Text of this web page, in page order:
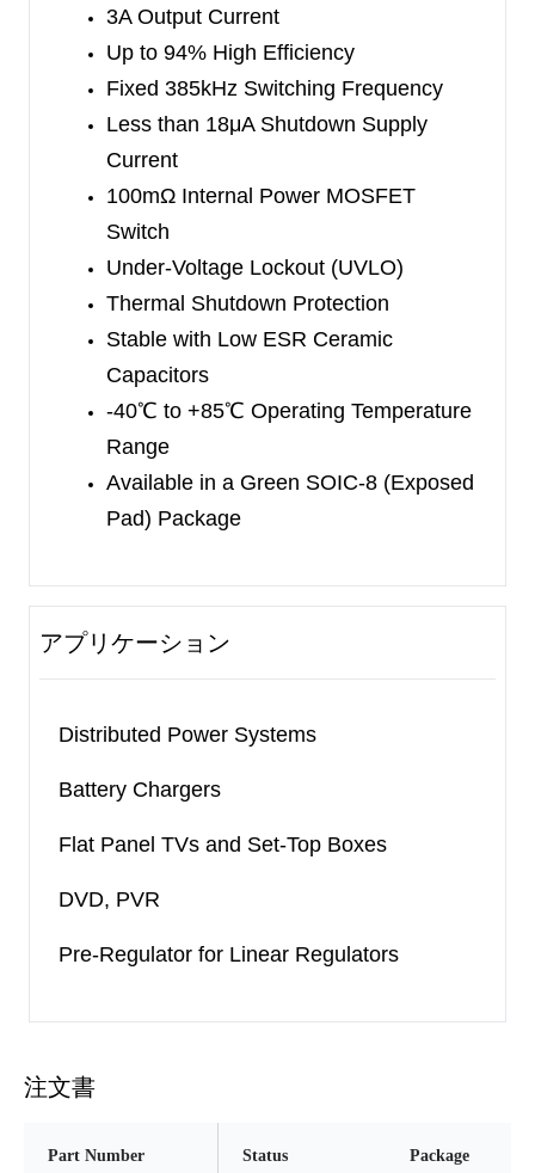
adjustable soft-start function help the device to
limit the inrush current and prevent output voltage
overshooting.
The SGM6330 is available in a Green SOIC-8
3A Output Current
Up to 94% High Efficiency
Fixed 385kHz Switching Frequency
Less than 18μA Shutdown Supply
Current
100mΩ Internal Power MOSFET
Switch
Under-Voltage Lockout (UVLO)
Thermal Shutdown Protection
Stable with Low ESR Ceramic
Capacitors
-40℃ to +85℃ Operating Temperature
Range
Available in a Green SOIC-8 (Exposed
Pad) Package
アプリケーション
Distributed Power Systems
Battery Chargers
Flat Panel TVs and Set-Top Boxes
DVD, PVR
Pre-Regulator for Linear Regulators
注文書
Part Number Status Package